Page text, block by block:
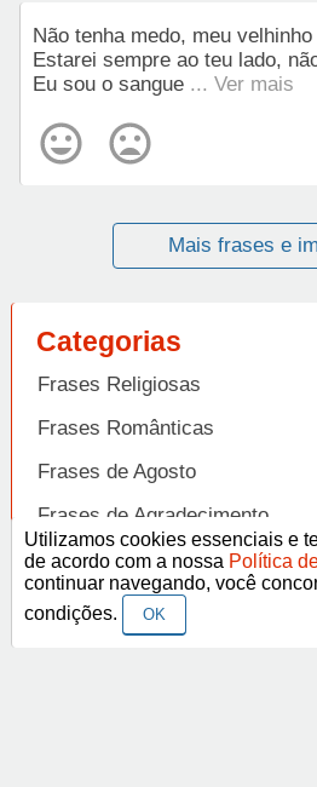
Não tenha medo, meu
Estarei sempre ao teu lado,
Eu sou o sangue ... Ver mais
Mais frases e
Categorias
Frases Religiosas
Frases Românticas
Frases de Agosto
Frases de Agradecimento
Frases de Amizade
Frases de Amor
Abrir
Utilizamos cookies essenciais e
de acordo com a nossa Política
continuar navegando, você
condições.
OK